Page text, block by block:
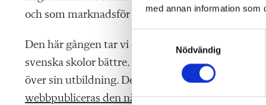
med annan information som
t
y
Nödvändig
och som marknadsför ”genvägar” till syv-jobben
Den här gången tar vi ett mer positivt grepp och
svenska skolor bättre. Som Sofie Jönsson i
över sin utbildning. Den artikeln kommer, liksom
webbpubliceras den närmaste tiden.